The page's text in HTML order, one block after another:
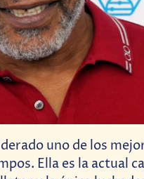
uno de los
Ella es la actual